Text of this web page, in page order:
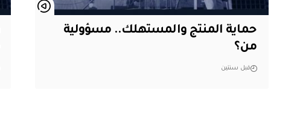
حماية المنتج والمستهلك.. مسؤولية
من؟
قبل سنتين